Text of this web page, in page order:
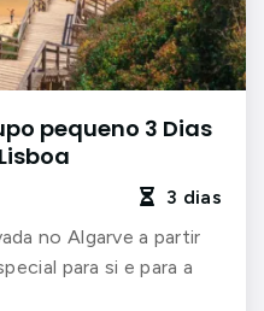
pequeno 3 Dias

3 dias
no Algarve a partir
para si e para a